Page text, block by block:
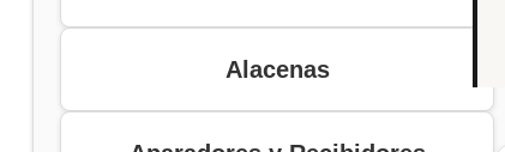
Alacenas